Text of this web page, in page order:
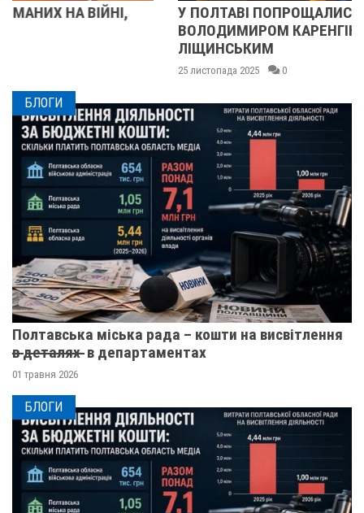
У ПОЛТАВІ ПОПРОЩАЛИСЯ ІЗ ВІЙСЬКОВИМИ
ВОЛОДИМИРОМ КАРЕНГІНИМ ТА ОЛЕГОМ
БЛОГИ
Полтавська міська рада – кошти на висвітлення
в̶ ̶д̶е̶т̶а̶л̶я̶х̶ ̶ в департаментах
01 травня 2026
БЛОГИ